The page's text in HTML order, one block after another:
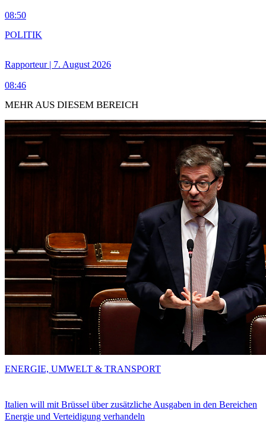
08:50
Rapporteur | 7. August 2026
08:46
POLITIK
MEHR AUS DIESEM BEREICH
Italien will mit Brüssel über zusätzliche Ausgaben in den Bereichen
Energie und Verteidigung verhandeln
ENERGIE, UMWELT & TRANSPORT